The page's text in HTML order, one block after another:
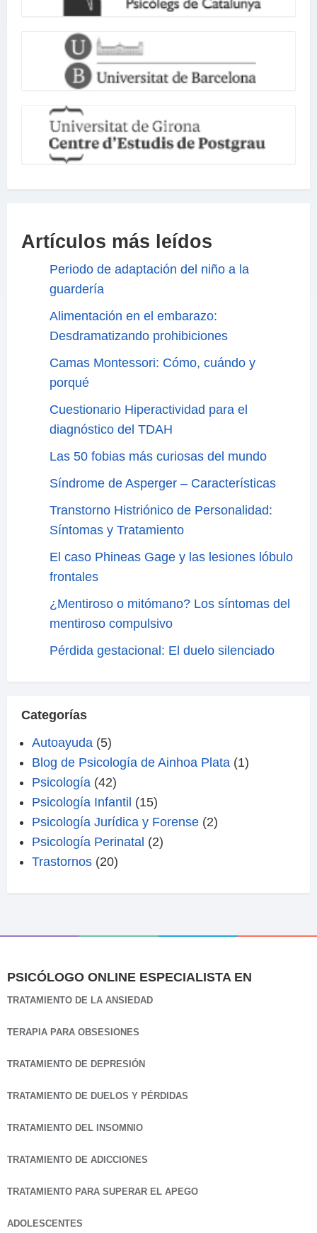
Artículos más leídos
Periodo de adaptación del niño a la
guardería
Alimentación en el embarazo:
Desdramatizando prohibiciones
Camas Montessori: Cómo, cuándo y
porqué
Cuestionario Hiperactividad para el
diagnóstico del TDAH
Las 50 fobias más curiosas del mundo
Síndrome de Asperger – Características
Transtorno Histriónico de Personalidad:
Síntomas y Tratamiento
El caso Phineas Gage y las lesiones lóbulo
frontales
¿Mentiroso o mitómano? Los síntomas del
mentiroso compulsivo
Pérdida gestacional: El duelo silenciado
Categorías
Autoayuda (5)
Blog de Psicología de Ainhoa Plata (1)
Psicología (42)
Psicología Infantil (15)
Psicología Jurídica y Forense (2)
Psicología Perinatal (2)
Trastornos (20)
PSICÓLOGO ONLINE ESPECIALISTA EN
TRATAMIENTO DE LA ANSIEDAD
TERAPIA PARA OBSESIONES
TRATAMIENTO DE DEPRESIÓN
TRATAMIENTO DE DUELOS Y PÉRDIDAS
TRATAMIENTO DEL INSOMNIO
TRATAMIENTO DE ADICCIONES
TRATAMIENTO PARA SUPERAR EL APEGO
ADOLESCENTES